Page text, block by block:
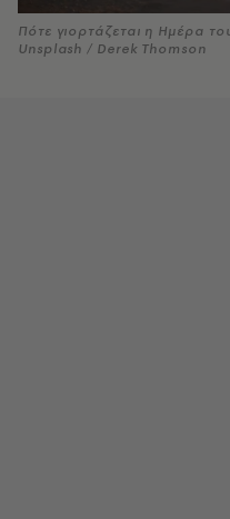
Πότε γιορτάζεται η Ημέρα
Unsplash / Derek Thomson